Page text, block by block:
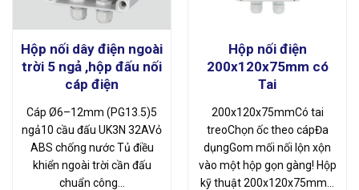
Hộp nối dây điện ngoài
trời 5 ngả ,hộp đấu nối
cáp điện
Cáp Ø6–12mm (PG13.5)5
ngả10 cầu đấu UK3N 32AVỏ
ABS chống nước Tủ điều
khiển ngoài trời cần đấu
chuẩn công…
Hộp nối điện
200x120x75mm có
Tai
200x120x75mmCó tai
treoChọn ốc theo cápĐa
dụngGom mối nối lộn xộn
vào một hộp gọn gàng! Hộp
kỹ thuật 200x120x75mm…